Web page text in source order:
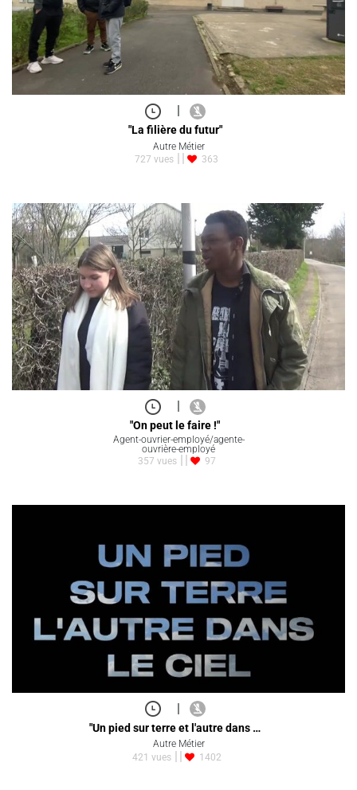
|
"La filière du futur"
Autre Métier
727 vues
363
"On peut le faire !"
Agent-ouvrier-employé/agente-
ouvrière-employé
357 vues
97
|
"Un pied sur terre et l'autre dans …
Autre Métier
421 vues
1402